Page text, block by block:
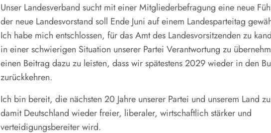
Unser Landesverband sucht mit einer Mitgliederbefragung eine neue
der neue Landesvorstand soll Ende Juni auf einem Landesparteitag
Ich habe mich entschlossen, für das Amt des Landesvorsitzenden zu
in einer schwierigen Situation unserer Partei Verantwortung zu
einen Beitrag dazu zu leisten, dass wir spätestens 2029 wieder in den
zurückkehren.
Ich bin bereit, die nächsten 20 Jahre unserer Partei und unserem Land
damit Deutschland wieder freier, liberaler, wirtschaftlich stärker und
verteidigungsbereiter wird.